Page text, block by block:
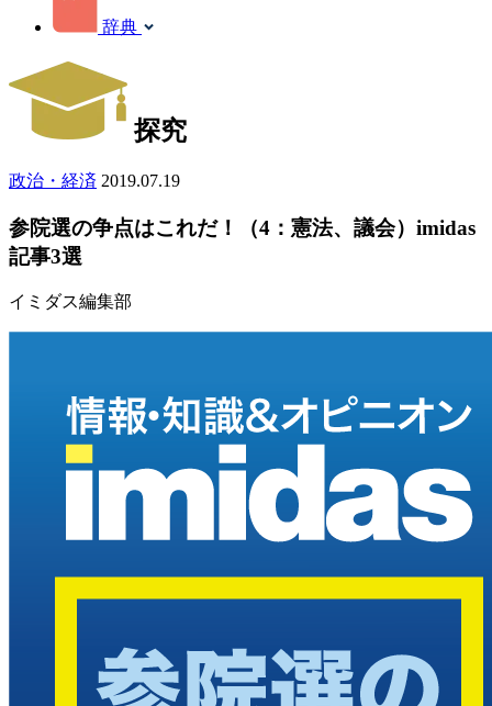
辞典
探究
政治・経済 2019.07.19
参院選の争点はこれだ！（4：憲法、議会）imidas
記事3選
イミダス編集部